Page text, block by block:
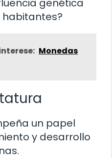
genética
habitantes?
Monedas
un papel
y desarrollo